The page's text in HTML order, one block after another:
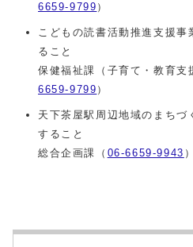
6659-9799 ）
こどもの読書活動推進支援事
ること
保健福祉課（子育て・教育支
6659-9799 ）
天下茶屋駅周辺地域のまちづ
すること
総合企画課（ 06-6659-9943 ）